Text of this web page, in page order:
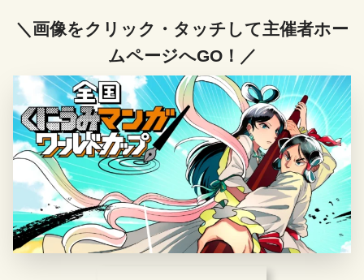
＼画像をクリック・タッチして主催者ホー
ムページへGO！／